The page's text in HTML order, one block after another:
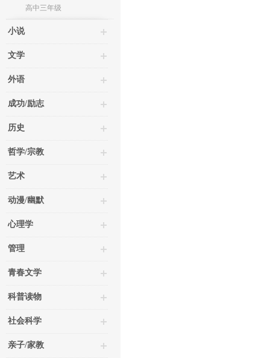
高中三年级
小说
文学
外语
成功/励志
历史
哲学/宗教
艺术
动漫/幽默
心理学
管理
青春文学
科普读物
社会科学
亲子/家教